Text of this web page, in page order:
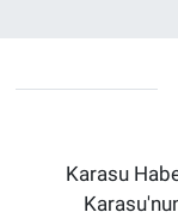
Karasu